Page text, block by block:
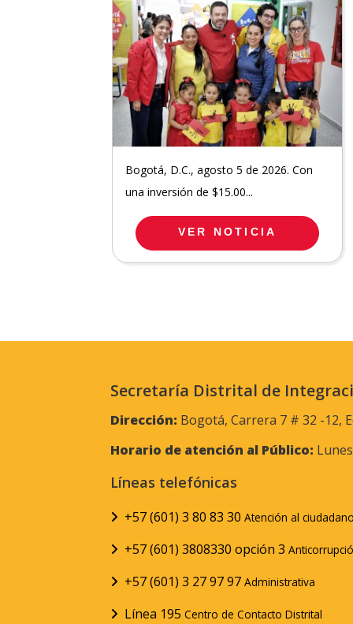
Bogotá, D.C., agosto 5 de 2026. Con
una inversión de $15.00...
VER NOTICIA
Secretaría Distrital de
Dirección: Bogotá, Carrera 7 # 32 -12,
Horario de atención al Público:
Líneas telefónicas
+57 (601) 3 80 83 30 Atención al
+57 (601) 3808330 opción 3
+57 (601) 3 27 97 97 Administrativa
Línea 195 Centro de Contacto Distrital